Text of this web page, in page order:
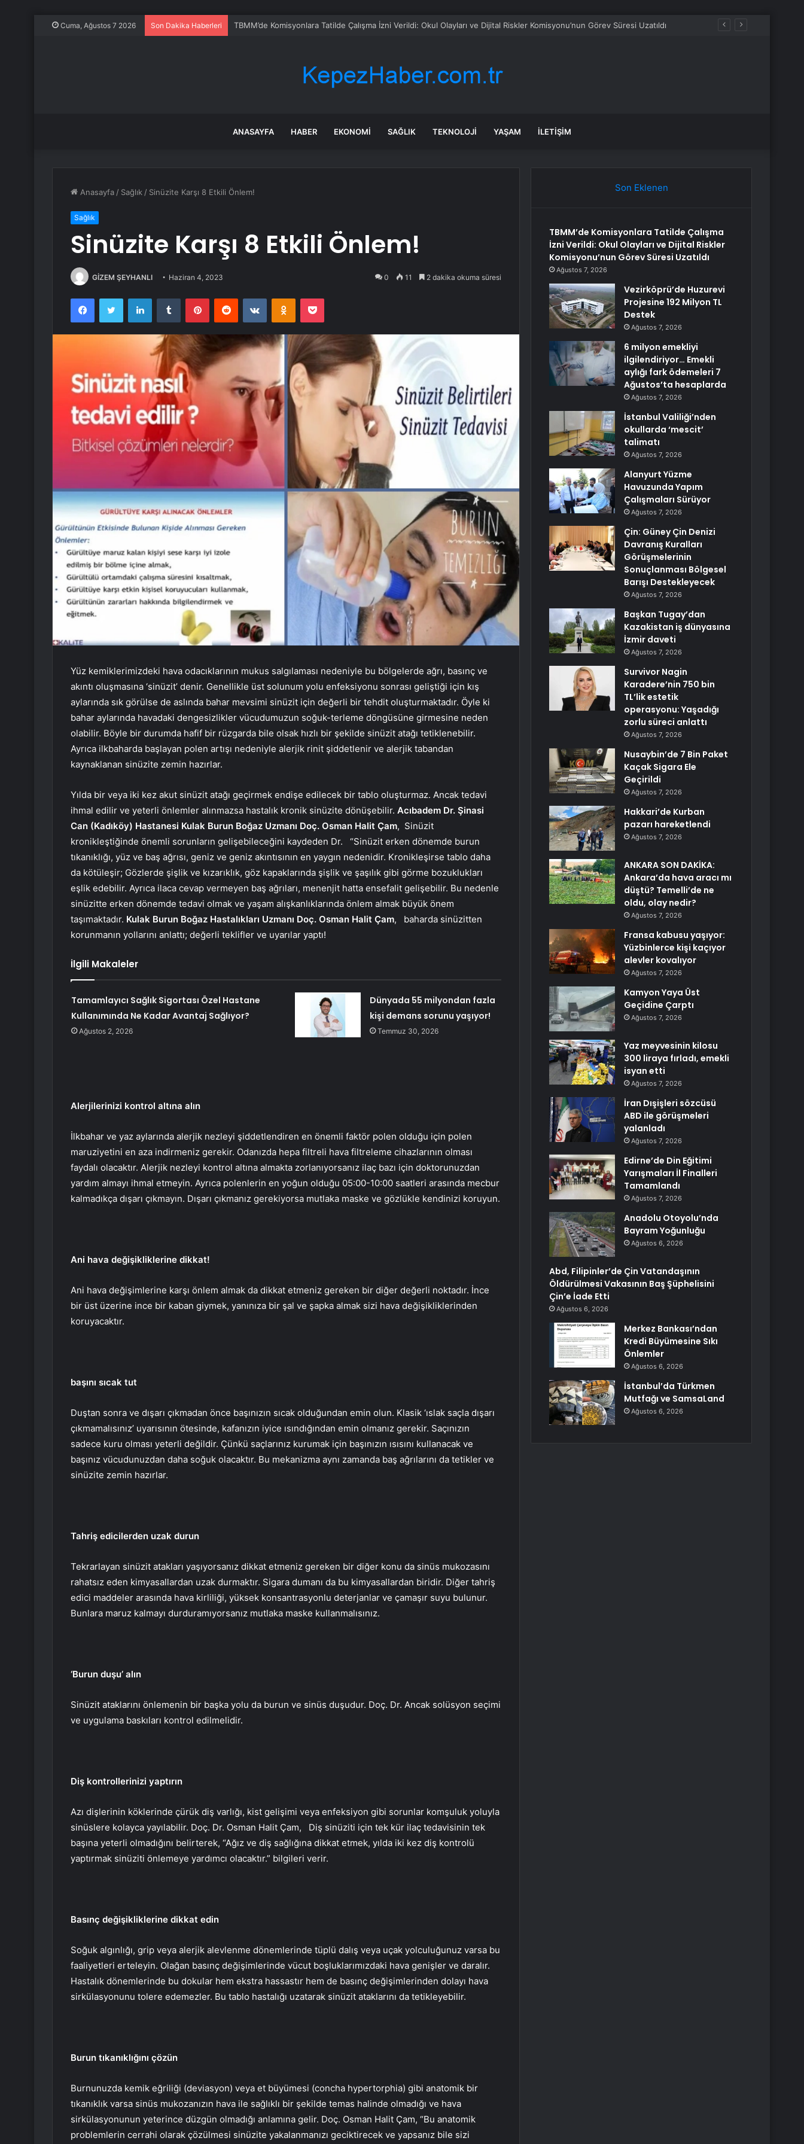
Cuma, Ağustos 7 2026 Son Dakika Haberleri TBMM’de Komisyonlara Tatilde Çalışma İzni Verildi: Okul Olayları ve Dijital Riskler Komisyonu’nun Görev Süresi Uzatıldı
ANASAYFA HABER EKONOMI SAĞLIK TEKNOLOJI YAŞAM İLETIŞIM
Anasayfa / Sağlık / Sinüzite Karşı 8 Etkili Önlem!
Sağlık
Sinüzite Karşı 8 Etkili Önlem!
GİZEM ŞEYHANLI Haziran 4, 2023 0 11 2 dakika okuma süresi
FacebookTwitter LinkedInTumblr PinterestReddit VKontakteOdnoklassniki
Pocket
Yüz kemiklerimizdeki hava odacıklarının mukus salgılaması nedeniyle bu bölgelerde ağrı, basınç ve
akıntı oluşmasına ‘sinüzit’ denir. Genellikle üst solunum yolu enfeksiyonu sonrası geliştiği için kış
aylarında sık görülse de aslında bahar mevsimi sinüzit için değerli bir tehdit oluşturmaktadır. Öyle ki
bahar aylarında havadaki dengesizlikler vücudumuzun soğuk-terleme döngüsüne girmesine neden
olabilir. Böyle bir durumda hafif bir rüzgarda bile olsak hızlı bir şekilde sinüzit atağı tetiklenebilir.
Ayrıca ilkbaharda başlayan polen artışı nedeniyle alerjik rinit şiddetlenir ve alerjik tabandan
kaynaklanan sinüzite zemin hazırlar.
Yılda bir veya iki kez akut sinüzit atağı geçirmek endişe edilecek bir tablo oluşturmaz. Ancak tedavi
ihmal edilir ve yeterli önlemler alınmazsa hastalık kronik sinüzite dönüşebilir. Acıbadem Dr. Şinasi
Can (Kadıköy) Hastanesi Kulak Burun Boğaz Uzmanı Doç. Osman Halit Çam, Sinüzit
kronikleştiğinde önemli sorunların gelişebileceğini kaydeden Dr.
“Sinüzit erken dönemde burun
tıkanıklığı, yüz ve baş ağrısı, geniz ve geniz akıntısının en yaygın nedenidir. Kronikleşirse tablo daha
da kötüleşir; Gözlerde şişlik ve kızarıklık, göz kapaklarında şişlik ve şaşılık gibi görme bozuklukları
eşlik edebilir. Ayrıca ilaca cevap vermeyen baş ağrıları, menenjit hatta ensefalit gelişebilir. Bu nedenle
sinüzitte erken dönemde tedavi olmak ve yaşam alışkanlıklarında önlem almak büyük önem
taşımaktadır. Kulak Burun Boğaz Hastalıkları Uzmanı Doç. Osman Halit Çam,
baharda sinüzitten
korunmanın yollarını anlattı; değerli teklifler ve uyarılar yaptı!
İlgili Makaleler
Tamamlayıcı Sağlık Sigortası Özel Hastane
Kullanımında Ne Kadar Avantaj Sağlıyor?
Ağustos 2, 2026
Dünyada 55 milyondan fazla
kişi demans sorunu yaşıyor!
Temmuz 30, 2026
Alerjilerinizi kontrol altına alın
İlkbahar ve yaz aylarında alerjik nezleyi şiddetlendiren en önemli faktör polen olduğu için polen
maruziyetini en aza indirmeniz gerekir. Odanızda hepa filtreli hava filtreleme cihazlarının olması
faydalı olacaktır. Alerjik nezleyi kontrol altına almakta zorlanıyorsanız ilaç bazı için doktorunuzdan
yardım almayı ihmal etmeyin. Ayrıca polenlerin en yoğun olduğu 05:00-10:00 saatleri arasında mecbur
kalmadıkça dışarı çıkmayın. Dışarı çıkmanız gerekiyorsa mutlaka maske ve gözlükle kendinizi koruyun.
Ani hava değişikliklerine dikkat!
Ani hava değişimlerine karşı önlem almak da dikkat etmeniz gereken bir diğer değerli noktadır. İnce
bir üst üzerine ince bir kaban giymek, yanınıza bir şal ve şapka almak sizi hava değişikliklerinden
koruyacaktır.
başını sıcak tut
Duştan sonra ve dışarı çıkmadan önce başınızın sıcak olduğundan emin olun. Klasik ‘ıslak saçla dışarı
çıkmamalısınız’ uyarısının ötesinde, kafanızın iyice ısındığından emin olmanız gerekir. Saçınızın
sadece kuru olması yeterli değildir. Çünkü saçlarınız kurumak için başınızın ısısını kullanacak ve
başınız vücudunuzdan daha soğuk olacaktır. Bu mekanizma aynı zamanda baş ağrılarını da tetikler ve
sinüzite zemin hazırlar.
Tahriş edicilerden uzak durun
Tekrarlayan sinüzit atakları yaşıyorsanız dikkat etmeniz gereken bir diğer konu da sinüs mukozasını
rahatsız eden kimyasallardan uzak durmaktır. Sigara dumanı da bu kimyasallardan biridir. Diğer tahriş
edici maddeler arasında hava kirliliği, yüksek konsantrasyonlu deterjanlar ve çamaşır suyu bulunur.
Bunlara maruz kalmayı durduramıyorsanız mutlaka maske kullanmalısınız.
‘Burun duşu’ alın
Sinüzit ataklarını önlemenin bir başka yolu da burun ve sinüs duşudur. Doç. Dr. Ancak solüsyon seçimi
ve uygulama baskıları kontrol edilmelidir.
Diş kontrollerinizi yaptırın
Azı dişlerinin köklerinde çürük diş varlığı, kist gelişimi veya enfeksiyon gibi sorunlar komşuluk yoluyla
sinüslere kolayca yayılabilir. Doç. Dr. Osman Halit Çam,
Diş sinüziti için tek kür ilaç tedavisinin tek
başına yeterli olmadığını belirterek, “Ağız ve diş sağlığına dikkat etmek, yılda iki kez diş kontrolü
yaptırmak sinüziti önlemeye yardımcı olacaktır.” bilgileri verir.
Basınç değişikliklerine dikkat edin
Soğuk algınlığı, grip veya alerjik alevlenme dönemlerinde tüplü dalış veya uçak yolculuğunuz varsa bu
faaliyetleri erteleyin. Olağan basınç değişimlerinde vücut boşluklarımızdaki hava genişler ve daralır.
Hastalık dönemlerinde bu dokular hem ekstra hassastır hem de basınç değişimlerinden dolayı hava
sirkülasyonunu tolere edemezler. Bu tablo hastalığı uzatarak sinüzit ataklarını da tetikleyebilir.
Burun tıkanıklığını çözün
Burnunuzda kemik eğriliği (deviasyon) veya et büyümesi (concha hypertorphia) gibi anatomik bir
tıkanıklık varsa sinüs mukozanızın hava ile sağlıklı bir şekilde temas halinde olmadığı ve hava
sirkülasyonunun yeterince düzgün olmadığı anlamına gelir. Doç. Osman Halit Çam, “Bu anatomik
problemlerin cerrahi olarak çözülmesi sinüzite yakalanmanızı geciktirecek ve yapsanız bile sizi
Son Eklenen
TBMM’de Komisyonlara Tatilde Çalışma
İzni Verildi: Okul Olayları ve Dijital Riskler
Komisyonu’nun Görev Süresi Uzatıldı
Ağustos 7, 2026
Vezirköprü’de Huzurevi
Projesine 192 Milyon TL
Destek
Ağustos 7, 2026
6 milyon emekliyi
ilgilendiriyor… Emekli
aylığı fark ödemeleri 7
Ağustos’ta hesaplarda
Ağustos 7, 2026
İstanbul Valiliği’nden
okullarda ‘mescit’
talimatı
Ağustos 7, 2026
Alanyurt Yüzme
Havuzunda Yapım
Çalışmaları Sürüyor
Ağustos 7, 2026
Çin: Güney Çin Denizi
Davranış Kuralları
Görüşmelerinin
Sonuçlanması Bölgesel
Barışı Destekleyecek
Ağustos 7, 2026
Başkan Tugay’dan
Kazakistan iş dünyasına
İzmir daveti
Ağustos 7, 2026
Survivor Nagin
Karadere’nin 750 bin
TL’lik estetik
operasyonu: Yaşadığı
zorlu süreci anlattı
Ağustos 7, 2026
Nusaybin’de 7 Bin Paket
Kaçak Sigara Ele
Geçirildi
Ağustos 7, 2026
Hakkari’de Kurban
pazarı hareketlendi
Ağustos 7, 2026
ANKARA SON DAKİKA:
Ankara’da hava aracı mı
düştü? Temelli’de ne
oldu, olay nedir?
Ağustos 7, 2026
Fransa kabusu yaşıyor:
Yüzbinlerce kişi kaçıyor
alevler kovalıyor
Ağustos 7, 2026
Kamyon Yaya Üst
Geçidine Çarptı
Ağustos 7, 2026
Yaz meyvesinin kilosu
300 liraya fırladı, emekli
isyan etti
Ağustos 7, 2026
İran Dışişleri sözcüsü
ABD ile görüşmeleri
yalanladı
Ağustos 7, 2026
Edirne’de Din Eğitimi
Yarışmaları İl Finalleri
Tamamlandı
Ağustos 7, 2026
Anadolu Otoyolu’nda
Bayram Yoğunluğu
Ağustos 6, 2026
Abd, Filipinler’de Çin Vatandaşının
Öldürülmesi Vakasının Baş Şüphelisini
Çin’e İade Etti
Ağustos 6, 2026
Merkez Bankası’ndan
Kredi Büyümesine Sıkı
Önlemler
Ağustos 6, 2026
İstanbul’da Türkmen
Mutfağı ve SamsaLand
Ağustos 6, 2026